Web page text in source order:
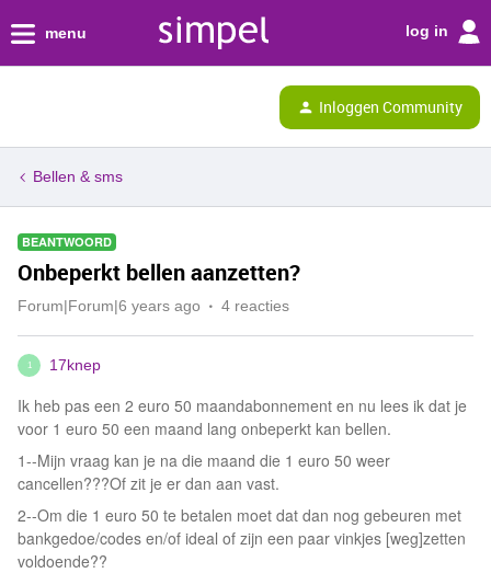
menu log in
Inloggen Community
Bellen & sms
BEANTWOORD
Onbeperkt bellen aanzetten?
Forum|Forum|6 years ago 4 reacties
1 17knep
Ik heb pas een 2 euro 50 maandabonnement en nu lees ik dat je
voor 1 euro 50 een maand lang onbeperkt kan bellen.
1--Mijn vraag kan je na die maand die 1 euro 50 weer
cancellen???Of zit je er dan aan vast.
2--Om die 1 euro 50 te betalen moet dat dan nog gebeuren met
bankgedoe/codes en/of ideal of zijn een paar vinkjes [weg]zetten
voldoende??